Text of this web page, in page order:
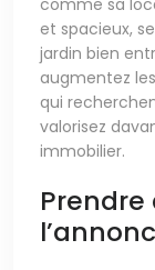
comme sa
et spacieux,
jardin bien
augmentez
qui
valorisez
immobilier.